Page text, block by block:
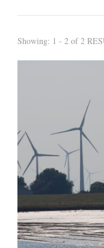
Showing: 1 - 2 of 2